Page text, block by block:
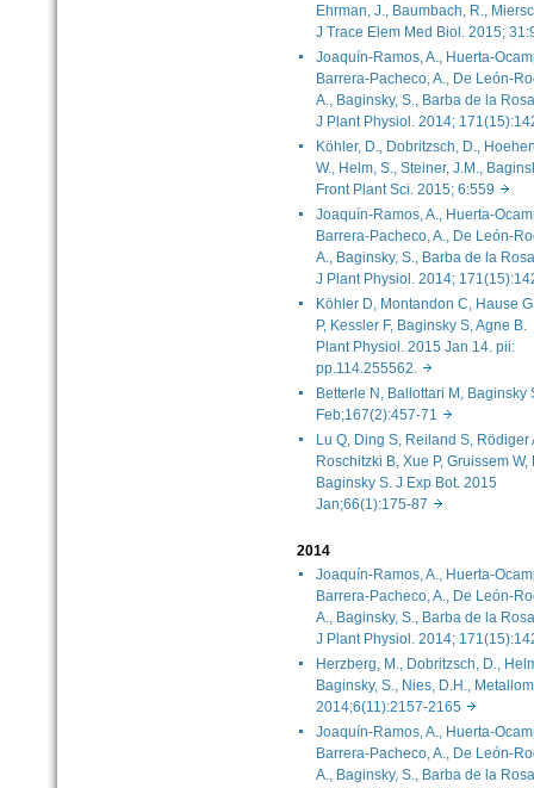
Ehrman, J., Baumbach, R.,
J Trace Elem Med Biol. 2015;
Joaquín-Ramos, A., Huerta-
Barrera-Pacheco, A., De León-
A., Baginsky, S., Barba de la
J Plant Physiol. 2014;
Köhler, D., Dobritzsch, D.,
W., Helm, S., Steiner, J.M.,
Front Plant Sci. 2015; 6:559
Joaquín-Ramos, A., Huerta-
Barrera-Pacheco, A., De León-
A., Baginsky, S., Barba de la
J Plant Physiol. 2014;
Köhler D, Montandon C, Hause
P, Kessler F, Baginsky S, Agne B.
Plant Physiol. 2015 Jan 14. pii:
pp.114.255562.
Betterle N, Ballottari M,
Feb;167(2):457-71
Lu Q, Ding S, Reiland S, Rödiger
Roschitzki B, Xue P, Gruissem W,
Baginsky S. J Exp Bot. 2015
Jan;66(1):175-87
2014
Joaquín-Ramos, A., Huerta-
Barrera-Pacheco, A., De León-
A., Baginsky, S., Barba de la
J Plant Physiol. 2014;
Herzberg, M., Dobritzsch, D.,
Baginsky, S., Nies, D.H.,
2014;6(11):2157-2165
Joaquín-Ramos, A., Huerta-
Barrera-Pacheco, A., De León-
A., Baginsky, S., Barba de la